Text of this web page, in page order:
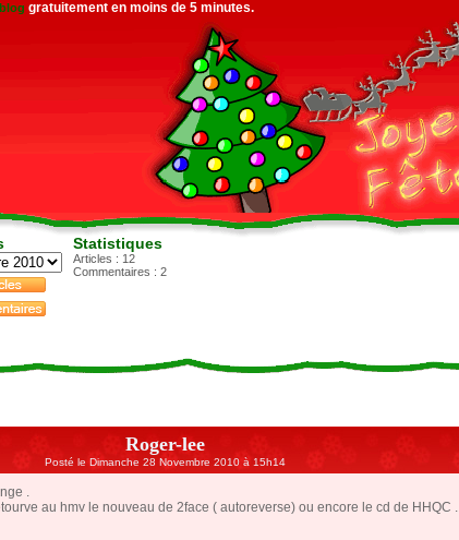
gratuitement en moins de 5 minutes.
Statistiques
Articles : 12
Commentaires : 2
Roger-lee
Posté le Dimanche 28 Novembre 2010 à 15h14
.
au hmv le nouveau de 2face ( autoreverse) ou encore le cd de HHQC .